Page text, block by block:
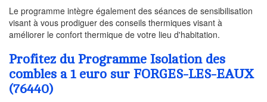
Le programme intègre également des séances de sensibilisation
visant à vous prodiguer des conseils thermiques visant à
améliorer le confort thermique de votre lieu d'habitation.
Profitez du Programme Isolation des
combles a 1 euro sur FORGES-LES-EAUX
(76440)